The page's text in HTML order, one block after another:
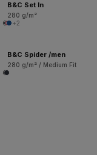
B&C Set In
280 g/m²
+2
B&C Spider /men
280 g/m² / Medium Fit